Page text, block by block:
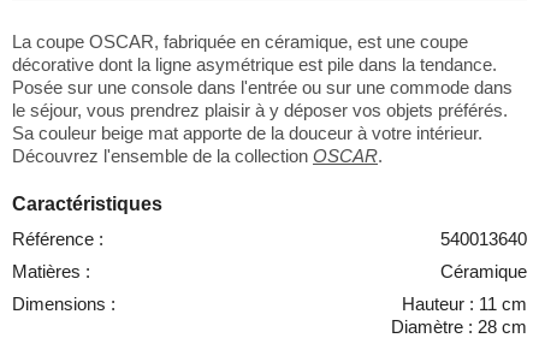
La coupe OSCAR, fabriquée en céramique, est une coupe
décorative dont la ligne asymétrique est pile dans la tendance.
Posée sur une console dans l'entrée ou sur une commode dans
le séjour, vous prendrez plaisir à y déposer vos objets préférés.
Sa couleur beige mat apporte de la douceur à votre intérieur.
Découvrez l'ensemble de la collection OSCAR.
Caractéristiques
Référence :
540013640
Matières :
Céramique
Dimensions :
Hauteur : 11 cm
Diamètre : 28 cm